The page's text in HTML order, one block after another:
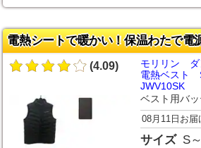
電熱シートで暖かい！保温わたで電
(4.09)
モリリン ダ
電熱ベス
JWV10SK
ベスト用バ
08月11日お届
サイズ S